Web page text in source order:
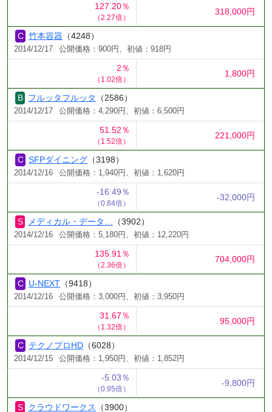
127.20％
（2.27倍）
318,000円
竹本容器 （4248）
2014/12/17 公開価格：900円、初値：918円
2％
（1.02倍）
1,800円
フルッタフルッタ （2586）
2014/12/17 公開価格：4,290円、初値：6,500円
51.52％
（1.52倍）
221,000円
SFPダイニング （3198）
2014/12/16 公開価格：1,940円、初値：1,620円
-16.49％
（0.84倍）
-32,000円
メディカル・データ… （3902）
2014/12/16 公開価格：5,180円、初値：12,220円
135.91％
（2.36倍）
704,000円
U-NEXT （9418）
2014/12/16 公開価格：3,000円、初値：3,950円
31.67％
（1.32倍）
95,000円
テクノプロHD （6028）
2014/12/15 公開価格：1,950円、初値：1,852円
-5.03％
（0.95倍）
-9,800円
クラウドワークス （3900）